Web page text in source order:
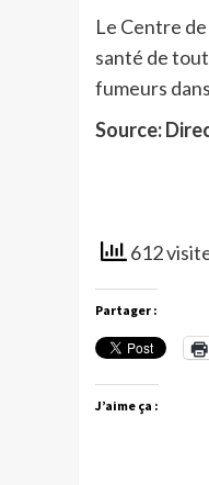
Le Centre
santé de
fumeurs
Source:
612
Partager :
J’aime ça :